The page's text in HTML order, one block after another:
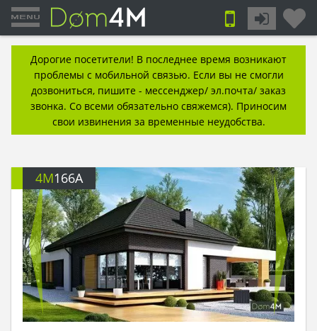
Дорогие посетители! В последнее время возникают
проблемы с мобильной связью. Если вы не смогли
дозвониться, пишите - мессенджер/ эл.почта/ заказ
звонка. Со всеми обязательно свяжемся). Приносим
свои извинения за временные неудобства.
4M166A